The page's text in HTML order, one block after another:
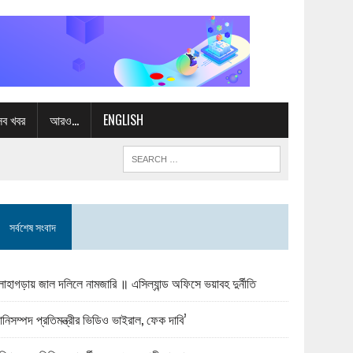
খবর আরও… ENGLISH
সর্বশেষ সংবাদ
জাল দলিলে নামজারি ॥ এসিল্যান্ড অফিসে ভয়াবহ দুর্নীতি
প্রতিমন্ত্রীর ভিডিও ভাইরাল, ফেক দাবি’